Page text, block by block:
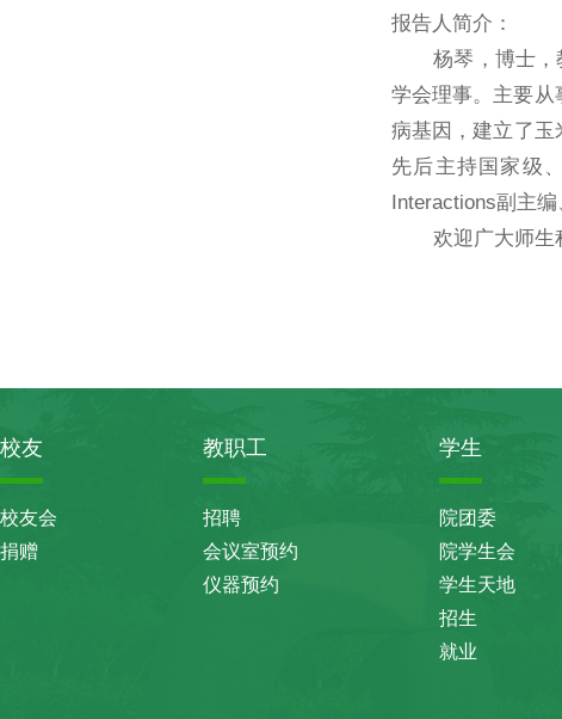
报告人简介：
杨琴，博士，教
学会理事。主要从
病基因，建立了玉
先后主持国家级
Interactions副主编
欢迎广大师生
校友
校友会
捐赠
教职工
招聘
会议室预约
仪器预约
学生
院团委
院学生会
学生天地
招生
就业